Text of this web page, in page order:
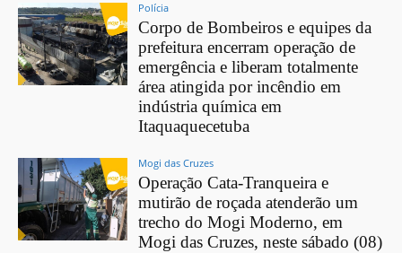
Polícia
Corpo de Bombeiros e equipes da
prefeitura encerram operação de
emergência e liberam totalmente
área atingida por incêndio em
indústria química em
Itaquaquecetuba
Mogi das Cruzes
Operação Cata-Tranqueira e
mutirão de roçada atenderão um
trecho do Mogi Moderno, em
Mogi das Cruzes, neste sábado (08)